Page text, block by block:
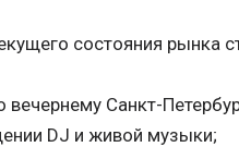
состояния рынка
вечернему Санкт-
DJ и живой музыки;